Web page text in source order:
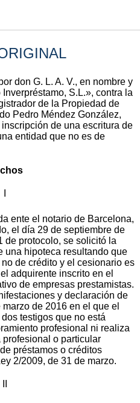
don G. L. A. V., en nombre y
S.L.», contra la
de la Propiedad de
Pedro Méndez González,
de una escritura de
entidad que no es de
ente el notario de Barcelona,
el día 29 de septiembre de
de protocolo, se solicitó la
una hipoteca resultando que
de crédito y el cesionario es
adquirente inscrito en el
de empresas prestamistas.
y declaración de
de 2016 en el que el
testigos que no está
profesional ni realiza
o particular
préstamos o créditos
2/2009, de 31 de marzo.